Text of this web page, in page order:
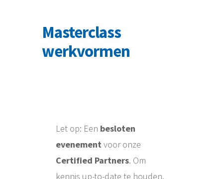
Masterclass
werkvormen
Let op: Een besloten
evenement voor onze
Certified Partners. Om
kennis up-to-date te houden,